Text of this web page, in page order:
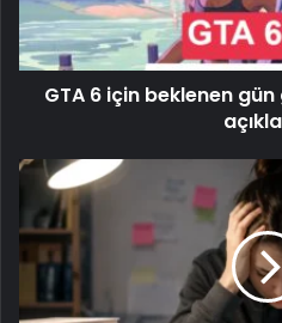
GTA 6 için beklenen